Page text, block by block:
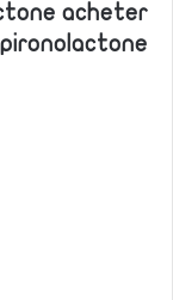
acheter